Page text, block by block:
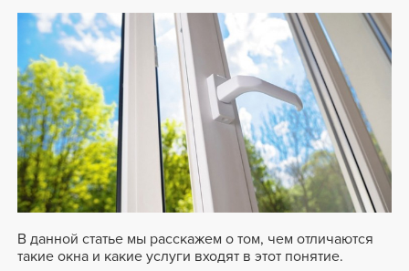
В данной статье мы расскажем о том, чем отличаются
такие окна и какие услуги входят в этот понятие.